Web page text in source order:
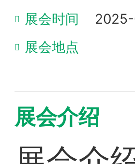
展会时间
展会地点
展会介绍